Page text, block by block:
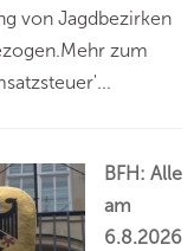
von Jagdbezirken
zum
BFH: Alle
am
6.8.2026